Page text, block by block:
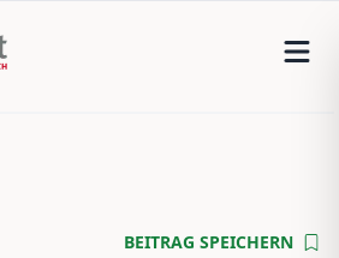
BEITRAG SPEICHERN